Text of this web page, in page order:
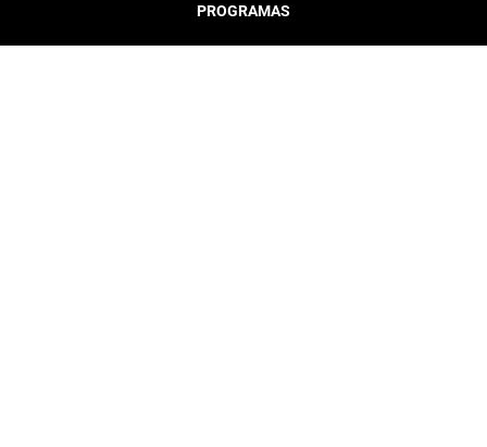
PROGRAMAS